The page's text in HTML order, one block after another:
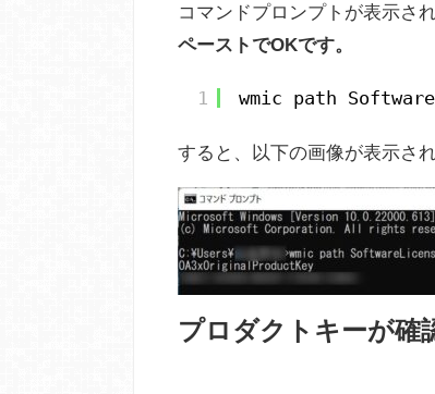
コマンドプロンプトが表示さ
ペーストでOKです。
1 wmic path
すると、以下の画像が表示され
プロダクトキーが確